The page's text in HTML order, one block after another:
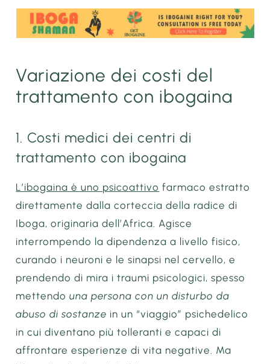
Variazione dei costi del
trattamento con ibogaina
1. Costi medici dei centri di
trattamento con ibogaina
L’ibogaina è uno psicoattivo farmaco estratto
direttamente dalla corteccia della radice di
Iboga, originaria dell’Africa. Agisce
interrompendo la dipendenza a livello fisico,
curando i neuroni e le sinapsi nel cervello, e
prendendo di mira i traumi psicologici, spesso
mettendouna persona con un disturbo da
abuso di sostanze in un “viaggio” psichedelico
in cui diventano più tolleranti e capaci di
affrontare esperienze di vita negative. Ma